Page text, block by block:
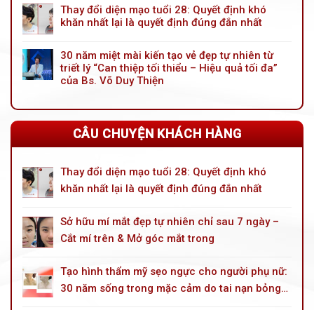
pháp
trẻ
mắt
toàn
diện
tuổi
trung
niên
mũi
trước
mình
không
phải
Thay đổi diện mạo tuổi 28: Quyết định khó
khăn nhất lại là quyết định đúng đắn nhất
30 năm miệt mài kiến tạo vẻ đẹp tự nhiên từ
triết lý “Can thiệp tối thiểu – Hiệu quả tối đa”
của Bs. Võ Duy Thiện
CÂU CHUYỆN KHÁCH HÀNG
Thay đổi diện mạo tuổi 28: Quyết định khó
khăn nhất lại là quyết định đúng đắn nhất
Sở hữu mí mắt đẹp tự nhiên chỉ sau 7 ngày –
Cắt mí trên & Mở góc mắt trong
Tạo hình thẩm mỹ sẹo ngực cho người phụ nữ:
30 năm sống trong mặc cảm do tai nạn bỏng